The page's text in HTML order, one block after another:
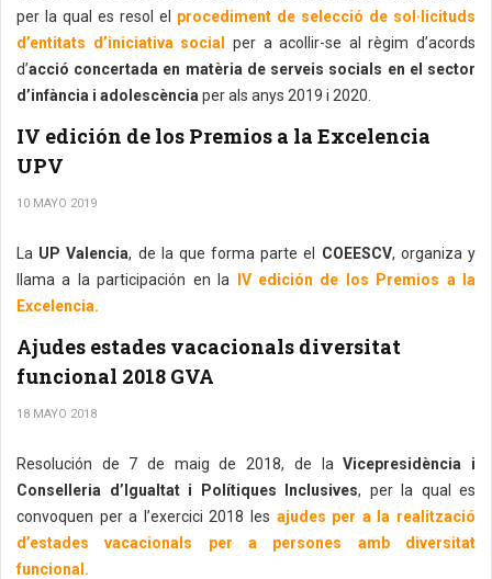
per la qual es resol el
procediment de selecció de sol·licituds
d’entitats d’iniciativa social per a acollir-se al règim d’acords
d’acció concertada en matèria de serveis socials en el sector
d’infància i adolescència per als anys 2019 i 2020.
IV edición de los Premios a la Excelencia
UPV
10 MAYO 2019
La UP Valencia, de la que forma parte el COEESCV, organiza y
llama a la participación en la IV edición de los Premios a la
Excelencia.
Ajudes estades vacacionals diversitat
funcional 2018 GVA
18 MAYO 2018
Resolución de 7 de maig de 2018, de laVicepresidència i
Conselleria d’Igualtat i Polítiques Inclusives, per la qual es
convoquen per a l’exercici 2018 les ajudes per a la realització
d’estades vacacionals per a persones amb diversitat
funcional.